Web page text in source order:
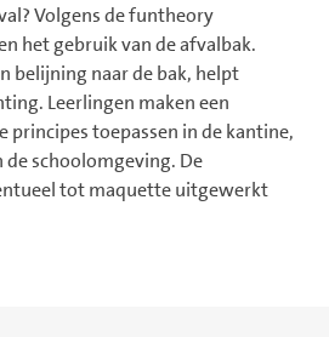
Volgens de funtheory
het gebruik van de afvalbak.
belijning naar de bak, helpt
Leerlingen maken een
principes toepassen in de kantine,
schoolomgeving. De
tot maquette uitgewerkt